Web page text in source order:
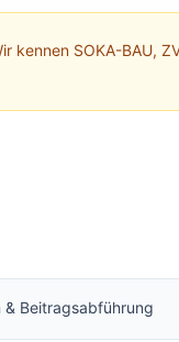
kennen SOKA-BAU,
& Beitragsabführung